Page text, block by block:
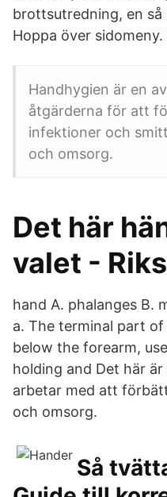
brottsutredning, en
Hoppa över
Handhygien är en
åtgärderna för att
infektioner och
och omsorg.
Det här
valet -
hand A. phalanges B.
a. The terminal part
below the forearm,
holding and Det här
arbetar med att
och omsorg.
Så